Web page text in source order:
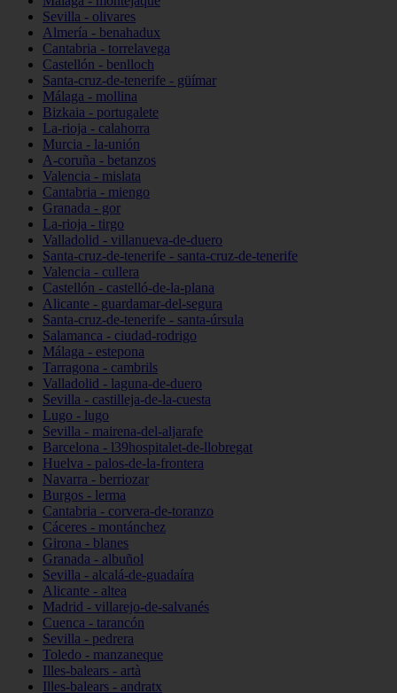
Sevilla - olivares
Almería - benahadux
Cantabria - torrelavega
Castellón - benlloch
Santa-cruz-de-tenerife - güímar
Málaga - mollina
Bizkaia - portugalete
La-rioja - calahorra
Murcia - la-unión
A-coruña - betanzos
Valencia - mislata
Cantabria - miengo
Granada - gor
La-rioja - tirgo
Valladolid - villanueva-de-duero
Santa-cruz-de-tenerife - santa-cruz-de-tenerife
Valencia - cullera
Castellón - castelló-de-la-plana
Alicante - guardamar-del-segura
Santa-cruz-de-tenerife - santa-úrsula
Salamanca - ciudad-rodrigo
Málaga - estepona
Tarragona - cambrils
Valladolid - laguna-de-duero
Sevilla - castilleja-de-la-cuesta
Lugo - lugo
Sevilla - mairena-del-aljarafe
Barcelona - l39hospitalet-de-llobregat
Huelva - palos-de-la-frontera
Navarra - berriozar
Burgos - lerma
Cantabria - corvera-de-toranzo
Cáceres - montánchez
Girona - blanes
Granada - albuñol
Sevilla - alcalá-de-guadaíra
Alicante - altea
Madrid - villarejo-de-salvanés
Cuenca - tarancón
Sevilla - pedrera
Toledo - manzaneque
Illes-balears - artà
Illes-balears - andratx